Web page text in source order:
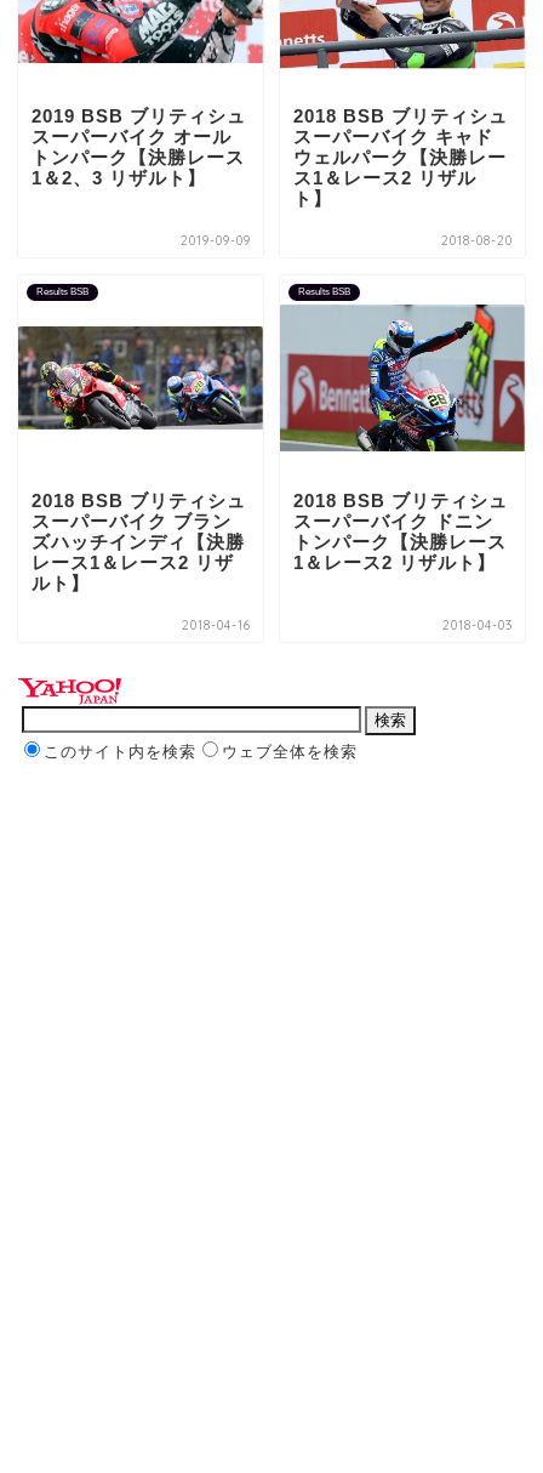
2019 BSB ブリティシュ
スーパーバイク オール
トンパーク【決勝レース
1＆2、3 リザルト】
2019-09-09
2018 BSB ブリティシュ
スーパーバイク キャド
ウェルパーク【決勝レー
ス1＆レース2 リザル
ト】
2018-08-20
Results BSB
2018 BSB ブリティシュ
スーパーバイク ブラン
ズハッチインディ【決勝
レース1＆レース2 リザ
ルト】
2018-04-16
Results BSB
2018 BSB ブリティシュ
スーパーバイク ドニン
トンパーク【決勝レース
1＆レース2 リザルト】
2018-04-03
このサイト内を検索 ウェブ全体を検索